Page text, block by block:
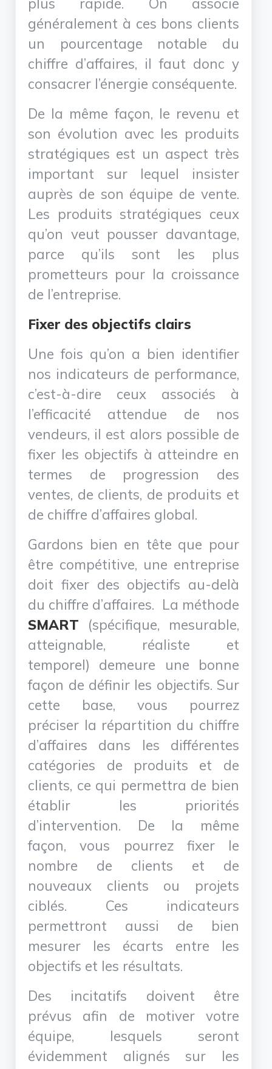
généralement à ces bons clients
un pourcentage notable du
chiffre d’affaires, il faut donc y
consacrer l’énergie conséquente.
De la même façon, le revenu et
son évolution avec les produits
stratégiques est un aspect très
important sur lequel insister
auprès de son équipe de vente.
Les produits stratégiques ceux
qu’on veut pousser davantage,
parce qu’ils sont les plus
prometteurs pour la croissance
de l’entreprise.
Fixer des objectifs clairs
Une fois qu’on a bien identifier
nos indicateurs de performance,
c’est-à-dire ceux associés à
l’efficacité attendue de nos
vendeurs, il est alors possible de
fixer les objectifs à atteindre en
termes de progression des
ventes, de clients, de produits et
de chiffre d’affaires global.
Gardons bien en tête que pour
être compétitive, une entreprise
doit fixer des objectifs au-delà
du chiffre d’affaires. La méthode
SMART (spécifique, mesurable,
atteignable, réaliste et
temporel) demeure une bonne
façon de définir les objectifs. Sur
cette base, vous pourrez
préciser la répartition du chiffre
d’affaires dans les différentes
catégories de produits et de
clients, ce qui permettra de bien
établir les priorités
d’intervention. De la même
façon, vous pourrez fixer le
nombre de clients et de
nouveaux clients ou projets
ciblés. Ces indicateurs
permettront aussi de bien
mesurer les écarts entre les
objectifs et les résultats.
Des incitatifs doivent être
prévus afin de motiver votre
équipe, lesquels seront
évidemment alignés sur les